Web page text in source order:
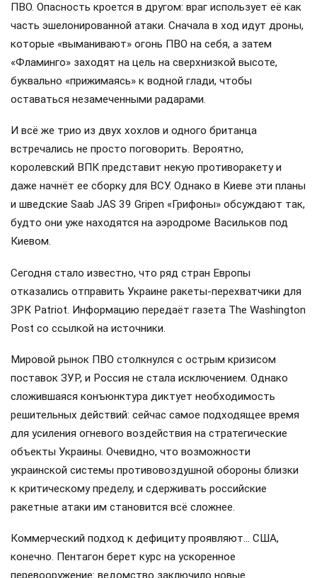
ПВО. Опасность кроется в другом: враг использует её как
часть эшелонированной атаки. Сначала в ход идут дроны,
которые «выманивают» огонь ПВО на себя, а затем
«Фламинго» заходят на цель на сверхнизкой высоте,
буквально «прижимаясь» к водной глади, чтобы
оставаться незамеченными радарами.
И всё же трио из двух хохлов и одного британца
встречались не просто поговорить. Вероятно,
королевский ВПК представит некую противоракету и
даже начнёт ее сборку для ВСУ. Однако в Киеве эти планы
и шведские Saab JAS 39 Gripen «Грифоны» обсуждают так,
будто они уже находятся на аэродроме Васильков под
Киевом.
Сегодня стало известно, что ряд стран Европы
отказались отправить Украине ракеты-перехватчики для
ЗРК Patriot. Информацию передаёт газета The Washington
Post со ссылкой на источники.
Мировой рынок ПВО столкнулся с острым кризисом
поставок ЗУР, и Россия не стала исключением. Однако
сложившаяся конъюнктура диктует необходимость
решительных действий: сейчас самое подходящее время
для усиления огневого воздействия на стратегические
объекты Украины. Очевидно, что возможности
украинской системы противовоздушной обороны близки
к критическому пределу, и сдерживать российские
ракетные атаки им становится всё сложнее.
Коммерческий подход к дефициту проявляют… США,
конечно. Пентагон берет курс на ускоренное
перевооружение: ведомство заключило новые